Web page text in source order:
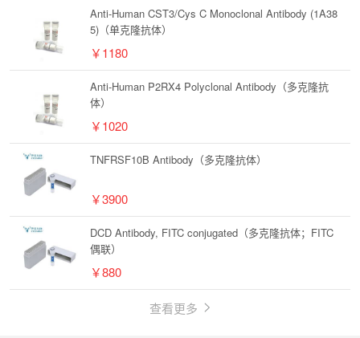
Anti-Human CST3/Cys C Monoclonal Antibody (1A38
5)（单克隆抗体）
￥1180
Anti-Human P2RX4 Polyclonal Antibody（多克隆抗
体）
￥1020
TNFRSF10B Antibody（多克隆抗体）
￥3900
DCD Antibody, FITC conjugated（多克隆抗体；FITC
偶联）
￥880
查看更多